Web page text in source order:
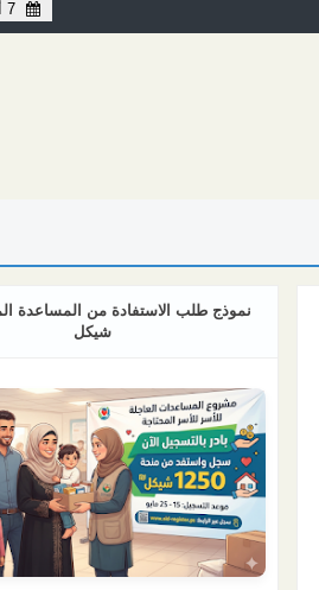
7 أغسطس, 2026
شيكل